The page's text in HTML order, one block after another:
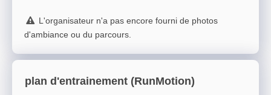
L'organisateur n'a pas encore fourni de photos
d'ambiance ou du parcours.
plan d'entrainement (RunMotion)